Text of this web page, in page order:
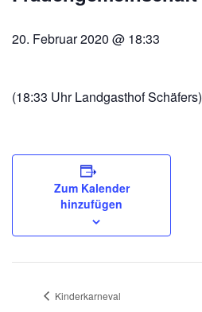
20. Februar 2020 @ 18:33
(18:33 Uhr Landgasthof Schäfers)
Zum Kalender
hinzufügen
Kinderkarneval